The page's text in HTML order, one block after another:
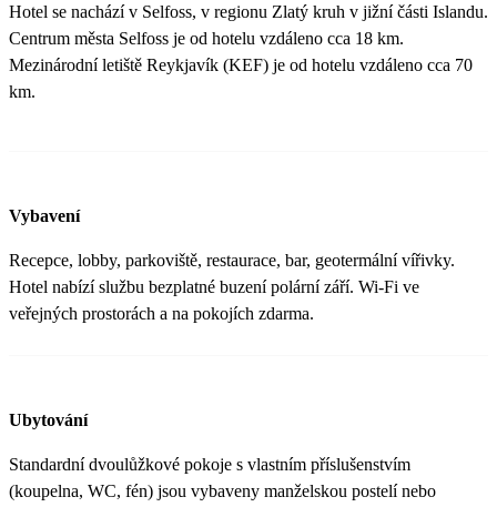
Hotel se nachází v Selfoss, v regionu Zlatý kruh v jižní části Islandu.
Centrum města Selfoss je od hotelu vzdáleno cca 18 km.
Mezinárodní letiště Reykjavík (KEF) je od hotelu vzdáleno cca 70
km.
Vybavení
Recepce, lobby, parkoviště, restaurace, bar, geotermální vířivky.
Hotel nabízí službu bezplatné buzení polární září. Wi-Fi ve
veřejných prostorách a na pokojích zdarma.
Ubytování
Standardní dvoulůžkové pokoje s vlastním příslušenstvím
(koupelna, WC, fén) jsou vybaveny manželskou postelí nebo